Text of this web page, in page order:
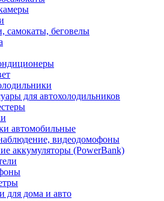
самокаты, беговелы
для автохолодильников
автомобильные
видеодомофоны
аккумуляторы (PowerBank)
для дома и авто